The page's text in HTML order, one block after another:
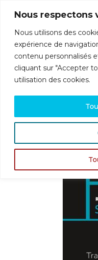
Nous respectons
Nous utilisons des
expérience de
contenu personnalisés
cliquant sur "Accepter
utilisation des cookies.
Revue française
2023/2